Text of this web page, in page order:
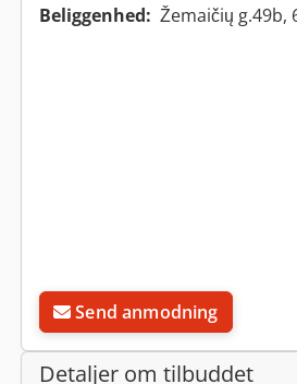
Beliggenhed: Žemaičių g.49b,
Send anmodning
Detaljer om tilbuddet